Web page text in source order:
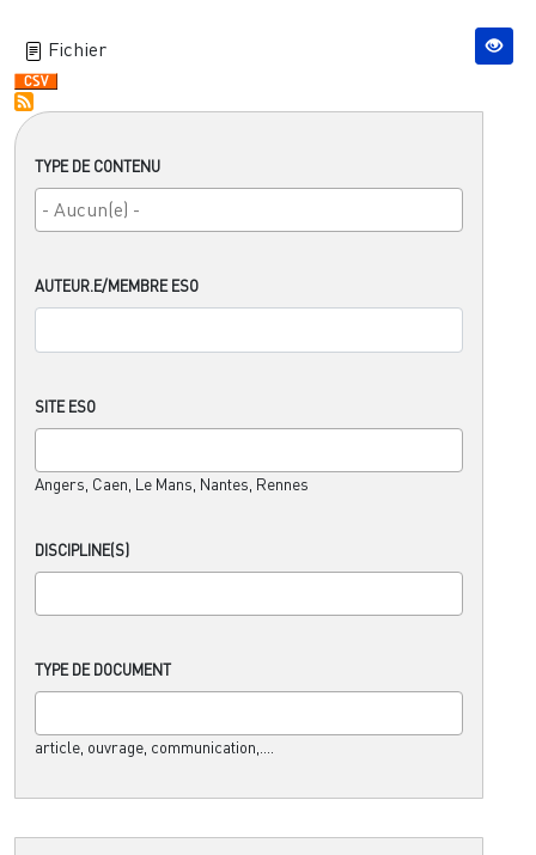
TYPE DE CONTENU
AUTEUR.E/MEMBRE ESO
SITE ESO
Angers, Caen, Le Mans, Nantes, Rennes
DISCIPLINE(S)
TYPE DE DOCUMENT
article, ouvrage, communication,....
Fichier